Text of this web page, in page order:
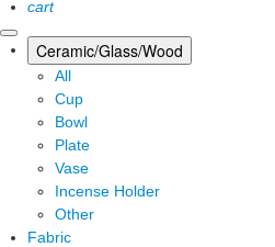
cart
Ceramic/Glass/Wood
All
Cup
Bowl
Plate
Vase
Incense Holder
Other
Fabric